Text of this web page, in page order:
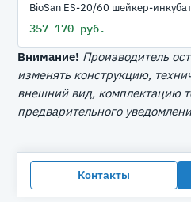
BioSan ЕS-20/60 шейкер-
357 170 руб.
Внимание! Производитель
изменять конструкцию,
внешний вид, комплектацию
предварительного
Контакты